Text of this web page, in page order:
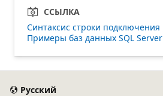
ССЫЛКА
Синтаксис строки подключения
Примеры баз данных SQL Server
Русский